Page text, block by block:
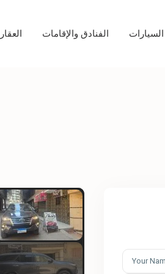
الفنادق والإقامات السيارات